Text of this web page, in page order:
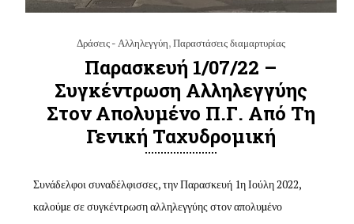
Δράσεις - Αλληλεγγύη,Παραστάσεις διαμαρτυρίας
Παρασκευή 1/07/22 –
Συγκέντρωση Αλληλεγγύης
Στον Απολυµένο Π.Γ. Από Τη
Γενική Ταχυδρομική
Συνάδελφοι συναδέλφισσες, την Παρασκευή 1η Ιούλη 2022,
καλούµε σε συγκέντρωση αλληλεγγύης στον απολυµένο